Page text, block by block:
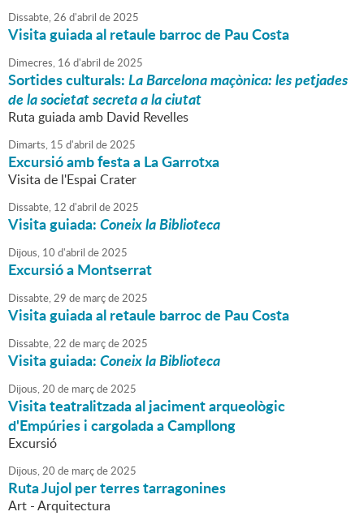
Dissabte,26 d'abril de2025
Visita guiada al retaule barroc de Pau Costa
Dimecres, 16 d'abril de2025
Sortides culturals:La Barcelona maçònica: les petjades
de la societat secreta a la ciutat
Ruta guiada amb David Revelles
Dimarts, 15 d'abril de2025
Excursió amb festa a La Garrotxa
Visita de l'Espai Crater
Dissabte, 12 d'abril de2025
Visita guiada:Coneix la Biblioteca
Dijous, 10 d'abril de2025
Excursió a Montserrat
Dissabte,29 de marçde2025
Visita guiada al retaule barroc de Pau Costa
Dissabte,22 de marçde2025
Visita guiada:Coneix la Biblioteca
Dijous,20 de marçde2025
Visita teatralitzada al jaciment arqueològic
d'Empúries i cargolada a Campllong
Excursió
Dijous,20 de marçde2025
Ruta Jujol per terres tarragonines
Art - Arquitectura